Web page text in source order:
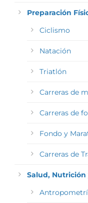
Preparación
Ciclismo
Natación
Triatlón
Carreras de
Carreras de
Fondo y
Carreras de
Salud, Nutrición